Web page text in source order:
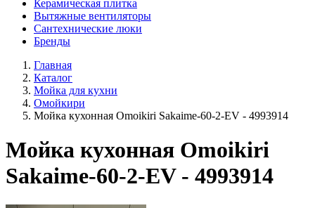
Керамическая плитка
Вытяжные вентиляторы
Сантехнические люки
Бренды
Главная
Каталог
Мойка для кухни
Омойкири
Мойка кухонная Omoikiri Sakaime-60-2-EV - 4993914
Мойка кухонная Omoikiri
Sakaime-60-2-EV - 4993914